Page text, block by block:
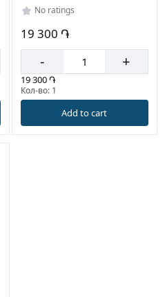
No ratings
19 300 ֏
- +
19 300 ֏
Кол-во: 1
Add to cart